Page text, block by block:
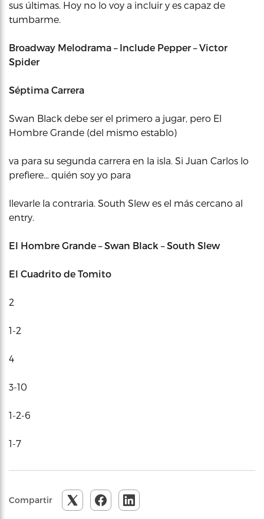
sus últimas. Hoy no lo voy a incluir y es capaz de
tumbarme.
Broadway Melodrama – Include Pepper – Victor
Spider
Séptima Carrera
Swan Black debe ser el primero a jugar, pero El
Hombre Grande (del mismo establo)
va para su segunda carrera en la isla. Si Juan Carlos lo
prefiere… quién soy yo para
llevarle la contraria. South Slew es el más cercano al
entry.
El Hombre Grande – Swan Black – South Slew
El Cuadrito de Tomito
2
1-2
4
3-10
1-2-6
1-7
Compartir